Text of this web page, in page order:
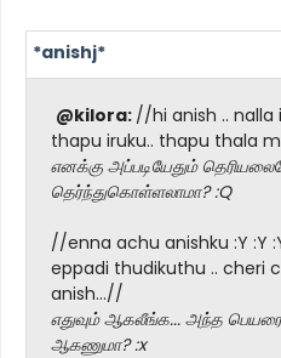
*anishj*
@kilora: //hi anish .. nalla
thapu iruku.. thapu thala
எனக்கு அப்படியேதும்
தெர்ந்துகொள்ளலாமா? :Q
//enna achu anishku :Y :Y
eppadi thudikuthu .. cheri
anish...//
எதுவும் ஆகலீங்க... அந்த
ஆகணுமா? :x